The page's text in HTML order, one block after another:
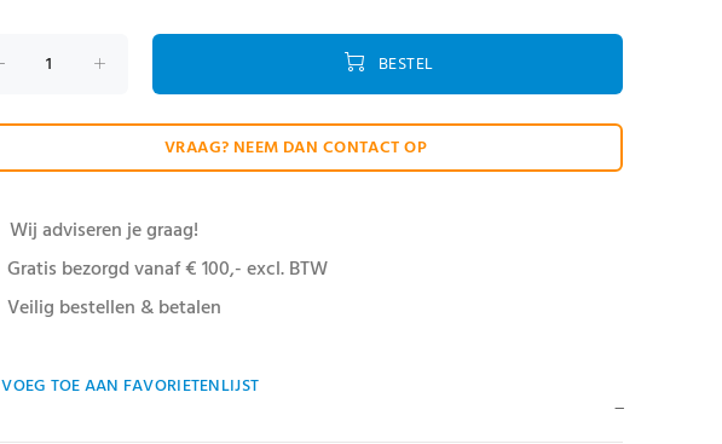
BESTEL
VRAAG? NEEM DAN CONTACT OP
Wij adviseren je graag!
Gratis bezorgd vanaf € 100,- excl. BTW
Veilig bestellen & betalen
VOEG TOE AAN FAVORIETENLIJST